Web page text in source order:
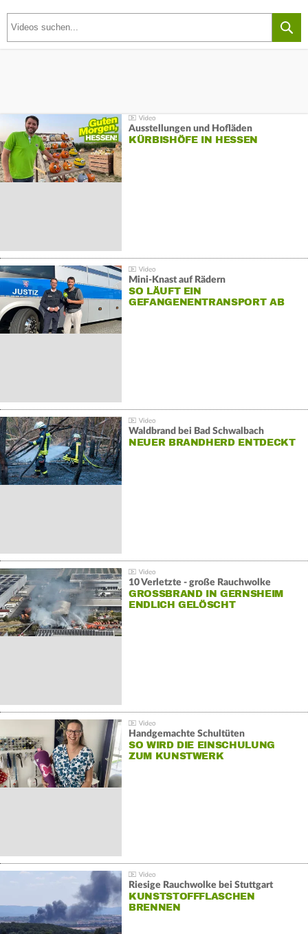
Ausstellungen und Hofläden
KÜRBISHÖFE IN HESSEN
Mini-Knast auf Rädern
SO LÄUFT EIN
GEFANGENENTRANSPORT AB
Waldbrand bei Bad Schwalbach
NEUER BRANDHERD ENTDECKT
10 Verletzte - große Rauchwolke
GROSSBRAND IN GERNSHEIM E
NDLICH GELÖSCHT
Handgemachte Schultüten
SO WIRD DIE EINSCHULUNG
ZUM KUNSTWERK
Riesige Rauchwolke bei Stuttgart
KUNSTSTOFFFLASCHEN
BRENNEN